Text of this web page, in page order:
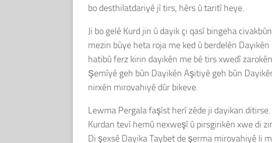
bo desthilatdariyê jî tirs, hêrs û taritî heye.
Ji bo gelê Kurd jin û dayik çi qasî bingeha
mezin bûye heta roja me ked û berdelên
hatibû ferz kirin dayikên me bê tirs xwedî
Şemîyê geh bûn Dayikên Aşitiyê geh bûn
nirxên mirovahiyê dûr bikeve.
Lewma Pergala faşîst herî zêde ji dayikan
Kurdan tevî hemû nexweşî û pirsgirikên xwe di
Di şexsê Dayika Taybet de şerma mirovahiyê li